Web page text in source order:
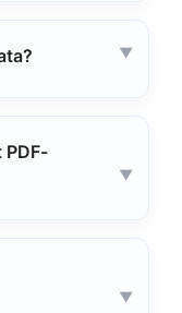
PDF-